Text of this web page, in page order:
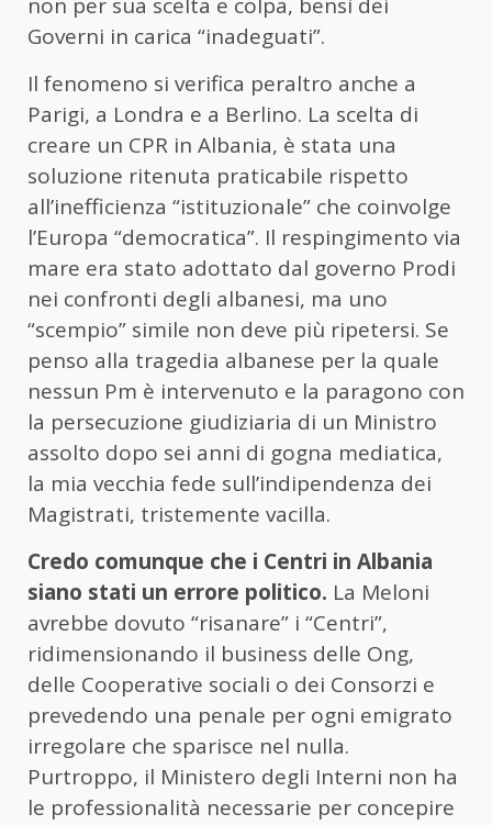
non per sua scelta e colpa, bensì dei
Governi in carica “inadeguati”.
Il fenomeno si verifica peraltro anche a
Parigi, a Londra e a Berlino. La scelta di
creare un CPR in Albania, è stata una
soluzione ritenuta praticabile rispetto
all’inefficienza “istituzionale” che coinvolge
l’Europa “democratica”. Il respingimento via
mare era stato adottato dal governo Prodi
nei confronti degli albanesi, ma uno
“scempio” simile non deve più ripetersi. Se
penso alla tragedia albanese per la quale
nessun Pm è intervenuto e la paragono con
la persecuzione giudiziaria di un Ministro
assolto dopo sei anni di gogna mediatica,
la mia vecchia fede sull’indipendenza dei
Magistrati, tristemente vacilla.
Credo comunque che i Centri in Albania
siano stati un errore politico. La Meloni
avrebbe dovuto “risanare” i “Centri”,
ridimensionando il business delle Ong,
delle Cooperative sociali o dei Consorzi e
prevedendo una penale per ogni emigrato
irregolare che sparisce nel nulla.
Purtroppo, il Ministero degli Interni non ha
le professionalità necessarie per concepire